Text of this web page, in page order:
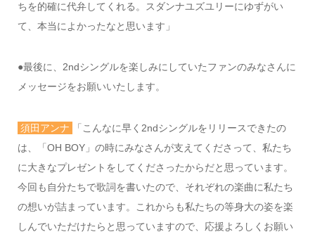
ちを的確に代弁してくれる。スダンナユズユリーにゆずがい
て、本当によかったなと思います」
●最後に、 2ndシングルを楽しみにしていたファンのみなさんに
メッセージをお願いいたします。
須田アンナ 「こんなに早く 2ndシングルをリリースできたの
は、「 OH BOY」の時にみなさんが支えてくださって、私たち
に大きなプレゼントをしてくださったからだと思っています。
今回も自分たちで歌詞を書いたので、それぞれの楽曲に私たち
の想いが詰まっています。これからも私たちの等身大の姿を楽
しんでいただけたらと思っていますので、応援よろしくお願い